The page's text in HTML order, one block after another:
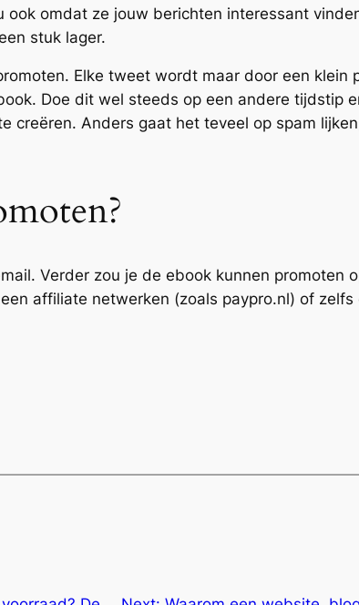
omdat ze jouw berichten interessant
stuk lager.
Elke tweet wordt maar door een klein
Doe dit wel steeds op een andere tijdstip
Anders gaat het teveel op spam
Verder zou je de ebook kunnen promoten
affiliate netwerken (zoals paypro.nl) of